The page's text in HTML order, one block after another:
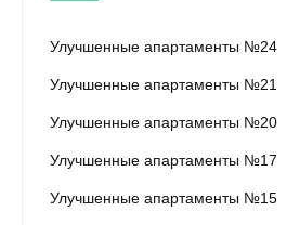
Улучшенные апартаменты №24
Улучшенные апартаменты №21
Улучшенные апартаменты №20
Улучшенные апартаменты №17
Улучшенные апартаменты №15